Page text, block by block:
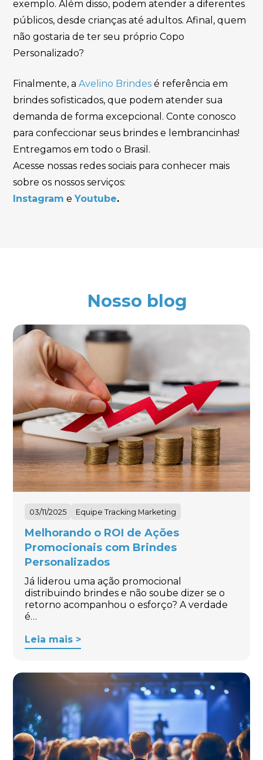
exemplo. Além disso, podem atender a diferentes
públicos, desde crianças até adultos. Afinal, quem
não gostaria de ter seu próprio Copo
Personalizado?
Finalmente, aAvelino Brindes é referência em
brindes sofisticados, que podem atender sua
demanda de forma excepcional. Conte conosco
para confeccionar seus brindes e lembrancinhas!
Entregamos em todo o Brasil.
Acesse nossas redes sociais para conhecer mais
sobre os nossos serviços:
Instagram eYoutube.
Nosso blog
03/11/2025 Equipe Tracking Marketing
Melhorando o ROI de Ações
Promocionais com Brindes
Personalizados
Já liderou uma ação promocional
distribuindo brindes e não soube dizer se o
retorno acompanhou o esforço? A verdade
é…
Leia mais >